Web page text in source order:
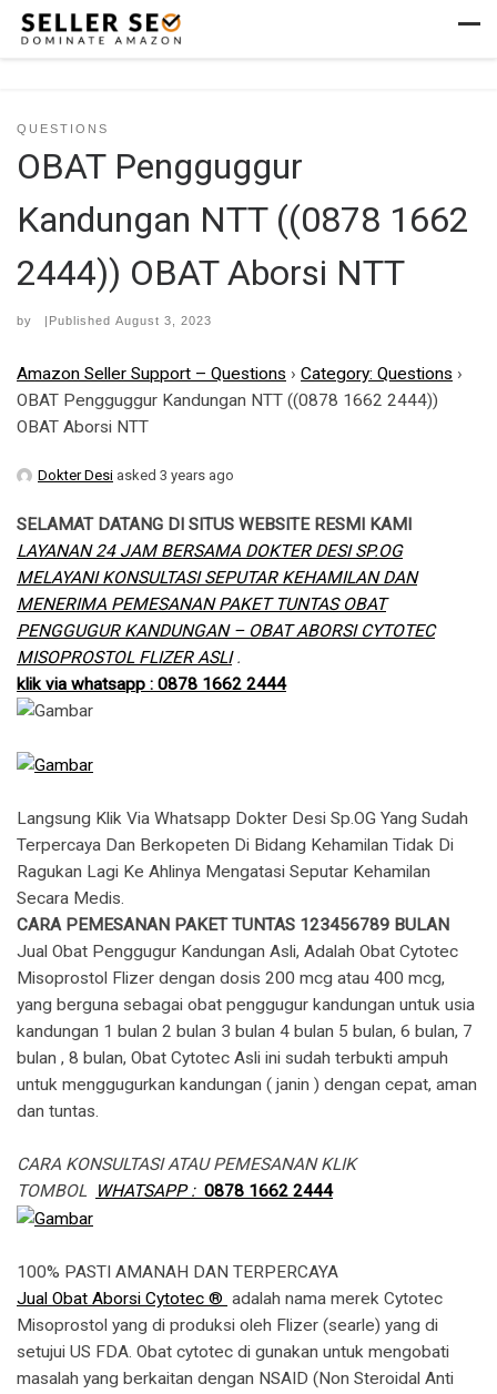
Skip to content
QUESTIONS
OBAT Pengguggur
Kandungan NTT ((0878 1662
2444)) OBAT Aborsi NTT
by |Published August 3, 2023
Amazon Seller Support – Questions › Category: Questions ›
OBAT Pengguggur Kandungan NTT ((0878 1662 2444))
OBAT Aborsi NTT
Dokter Desi asked 3 years ago
SELAMAT DATANG DI SITUS WEBSITE RESMI KAMI
LAYANAN 24 JAM BERSAMA DOKTER DESI SP.OG
MELAYANI KONSULTASI SEPUTAR KEHAMILAN DAN
MENERIMA PEMESANAN PAKET TUNTAS OBAT
PENGGUGUR KANDUNGAN – OBAT ABORSI CYTOTEC
MISOPROSTOL FLIZER ASLI.
klik via whatsapp : 0878 1662 2444
Langsung Klik Via Whatsapp Dokter Desi Sp.OG Yang Sudah
Terpercaya Dan Berkopeten Di Bidang Kehamilan Tidak Di
Ragukan Lagi Ke Ahlinya Mengatasi Seputar Kehamilan
Secara Medis.
CARA PEMESANAN PAKET TUNTAS 123456789 BULAN
Jual Obat Penggugur Kandungan Asli, Adalah Obat Cytotec
Misoprostol Flizer dengan dosis 200 mcg atau 400 mcg,
yang berguna sebagai obat penggugur kandungan untuk usia
kandungan 1 bulan 2 bulan 3 bulan 4 bulan 5 bulan, 6 bulan, 7
bulan , 8 bulan, Obat Cytotec Asli ini sudah terbukti ampuh
untuk menggugurkan kandungan ( janin ) dengan cepat, aman
dan tuntas.
CARA KONSULTASI ATAU PEMESANAN KLIK
TOMBOL
WHATSAPP : 0878 1662 2444
100% PASTI AMANAH DAN TERPERCAYA
Jual Obat Aborsi Cytotec ® adalah nama merek Cytotec
Misoprostol yang di produksi oleh Flizer (searle) yang di
setujui US FDA. Obat cytotec di gunakan untuk mengobati
masalah yang berkaitan dengan NSAID (Non Steroidal Anti